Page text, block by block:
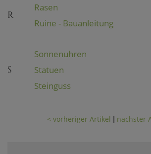
R
Rasen
Ruine - Bauanleitung
S
Sonnenuhren
Statuen
Steinguss
< vorheriger Artikel nächster